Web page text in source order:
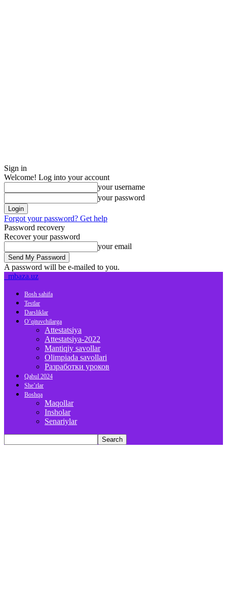
Sign in
Welcome! Log into your account
your username
your password
Forgot your password? Get help
Password recovery
Recover your password
your email
A password will be e-mailed to you.
mbaza.uz
Bosh sahifa
Testlar
Darsliklar
O’qituvchilarga
Attestatsiya
Attestatsiya-2022
Mantiqiy savollar
Olimpiada savollari
Разработки уроков
Qabul 2024
She’rlar
Boshqa
Maqollar
Insholar
Senariylar